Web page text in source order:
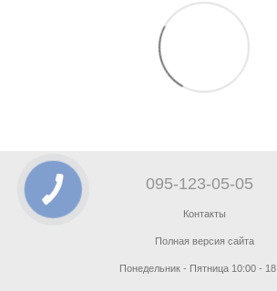
095-123-05-05
Контакты
Полная версия сайта
Понедельник - Пятница 10:00 -